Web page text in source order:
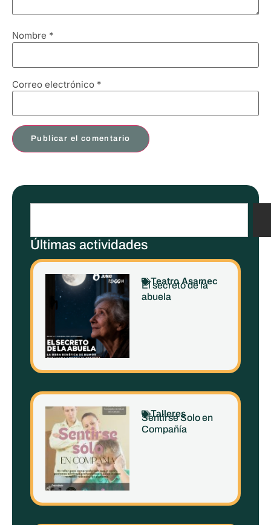
Nombre *
Correo electrónico *
Últimas actividades
Teatro Asamec
El secreto de la
abuela
Talleres
Sentirse Solo en
Compañía